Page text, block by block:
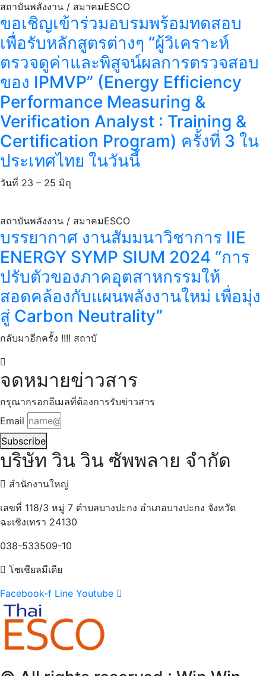
สถาบันพลังงาน / สมาคมESCO
ขอเชิญเข้าร่วมอบรมพร้อมทดสอบ
เพื่อรับหลักสูตรต่างๆ “ผู้วิเคราะห์
ตรวจดูค่าและพิสูจน์ผลการตรวจสอบ
ของ IPMVP” (Energy Efficiency
Performance Measuring &
Verification Analyst : Training &
Certification Program) ครั้งที่ 3 ใน
ประเทศไทย ในวันนี้
วันที่ 23 – 25 มิถุ
สถาบันพลังงาน / สมาคมESCO
บรรยากาศ งานสัมมนาวิชาการ IIE
ENERGY SYMP SIUM 2024 “การ
ปรับตัวของภาคอุตสาหกรรมให้
สอดคล้องกับแผนพลังงานใหม่ เพื่อมุ่ง
สู่ Carbon Neutrality”
กลับมาอีกครั้ง !!!! สถาบั
จดหมายข่าวสาร
กรุณากรอกอีเมลที่ต้องการรับข่าวสาร
Email
Subscribe
บริษัท วิน วิน ซัพพลาย จำกัด
สำนักงานใหญ่
เลขที่ 118/3 หมู่ 7 ตำบลบางปะกง อำเภอบางปะกง จังหวัด
ฉะเชิงเทรา 24130
038-533509-10
โซเชียลมีเดีย
Facebook-f Line Youtube